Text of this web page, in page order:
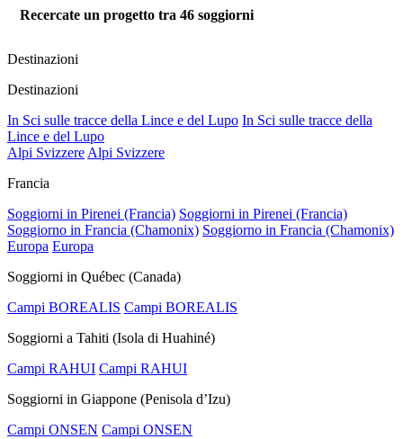
Recercate un progetto tra 46 soggiorni
Destinazioni
Destinazioni
In Sci sulle tracce della Lince e del Lupo In Sci sulle tracce della
Lince e del Lupo
Alpi SvizzereAlpi Svizzere
Francia
Soggiorni in Pirenei (Francia) Soggiorni in Pirenei (Francia)
Soggiorno in Francia (Chamonix) Soggiorno in Francia (Chamonix)
Europa Europa
Soggiorni in Québec (Canada)
Campi BOREALIS Campi BOREALIS
Soggiorni a Tahiti (Isola di Huahiné)
Campi RAHUI Campi RAHUI
Soggiorni in Giappone (Penisola d’Izu)
Campi ONSEN Campi ONSEN